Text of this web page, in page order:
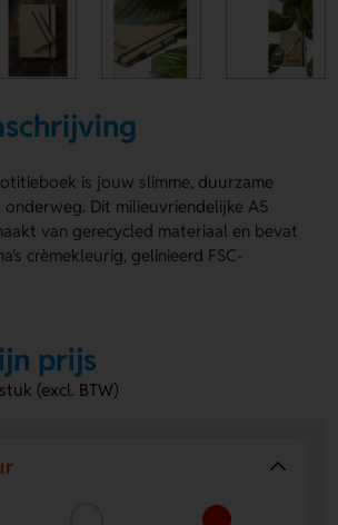
is jouw slimme, duurzame
Dit milieuvriendelijke A5
van gerecycled materiaal en bevat
crèmekleurig, gelinieerd FSC-
je alles makkelijk mee. De Pocket
hem bedrukken on the back in the
front centered, on the back, at
of Voorzijde voor het
prijs
(excl. BTW)